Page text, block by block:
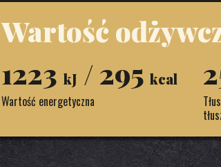
Wartość
1223 kJ / 295 kcal
Wartość energetyczna